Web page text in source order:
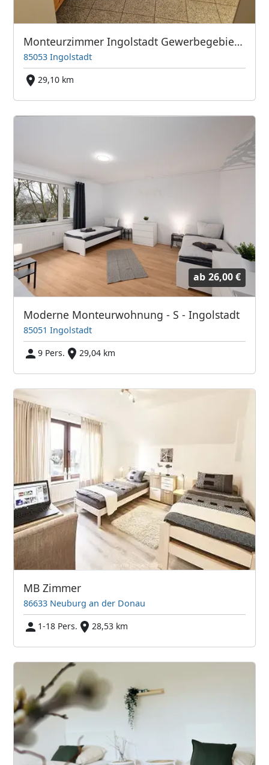
Monteurzimmer Ingolstadt Gewerbegebiet Süd
85053 Ingolstadt
29,10 km
ab 26,00 €
Moderne Monteurwohnung - S - Ingolstadt
85051 Ingolstadt
9 Pers.
29,04 km
MB Zimmer
86633 Neuburg an der Donau
1-18 Pers.
28,53 km